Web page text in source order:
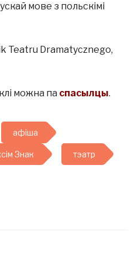
мове з польскімі
Teatru Dramatycznego,
можна па спасылцы.
афіша
Знак тэатр